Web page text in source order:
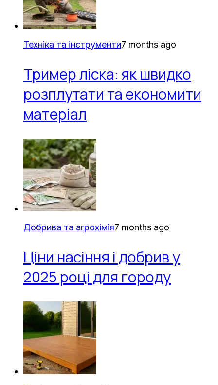
Техніка та інструменти7 months ago
Тример ліска: як швидко
розплутати та економити
матеріал
Добрива та агрохімія7 months ago
Ціни насіння і добрив у
2025 році для городу